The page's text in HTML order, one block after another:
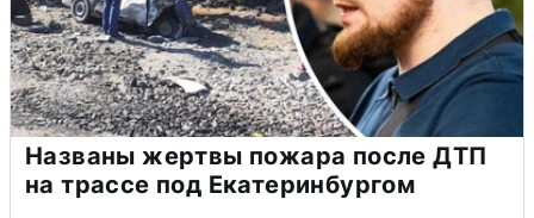
Названы жертвы пожара после ДТП
на трассе под Екатеринбургом